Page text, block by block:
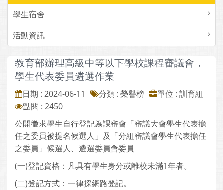
學生宿舍
活動資訊
教育部辦理高級中等以下學校課程審議會，
學生代表委員遴選作業
日期 : 2024-06-11 分類 : 榮譽榜
單位 : 訓育組
點閱 : 2450
公開徵求學生自行登記為課審會「審議大會學生代表擔
任之委員被提名候選人」及「分組審議會學生代表擔任
之委員」候選人、遴選委員會委員
(一)登記資格：凡具有學生身分或離校未滿1年者。
(二)登記方式：一律採網路登記。